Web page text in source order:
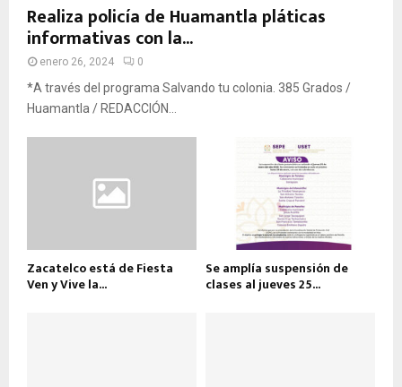
Realiza policía de Huamantla pláticas
informativas con la...
enero 26, 2024 0
*A través del programa Salvando tu colonia. 385 Grados /
Huamantla / REDACCIÓN...
Zacatelco está de Fiesta
Ven y Vive la...
Se amplía suspensión de
clases al jueves 25...